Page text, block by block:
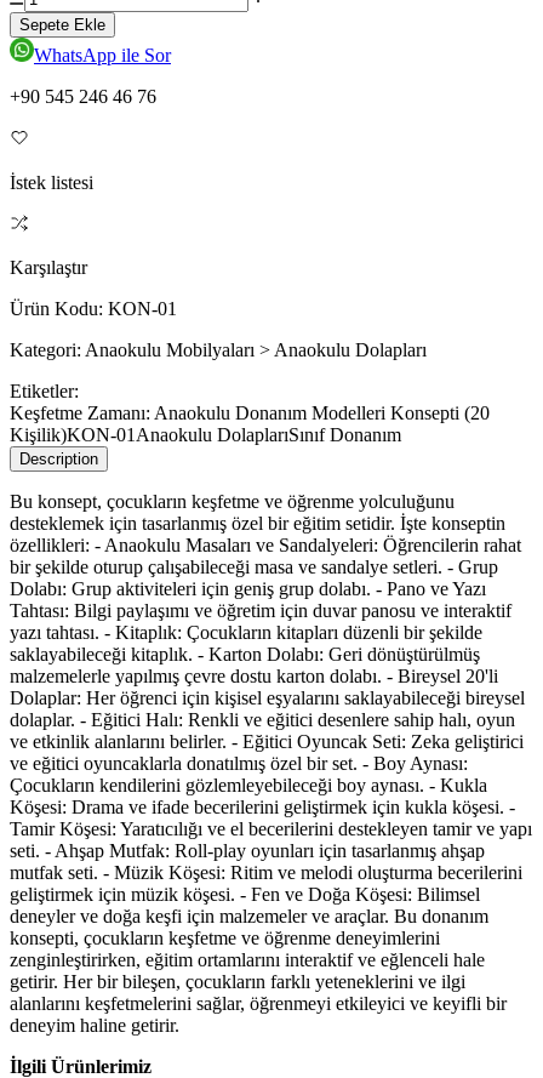
Sepete Ekle
WhatsApp ile Sor
+90 545 246 46 76
İstek listesi
Karşılaştır
Ürün Kodu: KON-01
Kategori: Anaokulu Mobilyaları > Anaokulu Dolapları
Etiketler:
Keşfetme Zamanı: Anaokulu Donanım Modelleri Konsepti (20
Kişilik)KON-01 Anaokulu DolaplarıSınıf Donanım
Description
Bu konsept, çocukların keşfetme ve öğrenme yolculuğunu
desteklemek için tasarlanmış özel bir eğitim setidir. İşte konseptin
özellikleri: - Anaokulu Masaları ve Sandalyeleri: Öğrencilerin rahat
bir şekilde oturup çalışabileceği masa ve sandalye setleri. - Grup
Dolabı: Grup aktiviteleri için geniş grup dolabı. - Pano ve Yazı
Tahtası: Bilgi paylaşımı ve öğretim için duvar panosu ve interaktif
yazı tahtası. - Kitaplık: Çocukların kitapları düzenli bir şekilde
saklayabileceği kitaplık. - Karton Dolabı: Geri dönüştürülmüş
malzemelerle yapılmış çevre dostu karton dolabı. - Bireysel 20'li
Dolaplar: Her öğrenci için kişisel eşyalarını saklayabileceği bireysel
dolaplar. - Eğitici Halı: Renkli ve eğitici desenlere sahip halı, oyun
ve etkinlik alanlarını belirler. - Eğitici Oyuncak Seti: Zeka geliştirici
ve eğitici oyuncaklarla donatılmış özel bir set. - Boy Aynası:
Çocukların kendilerini gözlemleyebileceği boy aynası. - Kukla
Köşesi: Drama ve ifade becerilerini geliştirmek için kukla köşesi. -
Tamir Köşesi: Yaratıcılığı ve el becerilerini destekleyen tamir ve yapı
seti. - Ahşap Mutfak: Roll-play oyunları için tasarlanmış ahşap
mutfak seti. - Müzik Köşesi: Ritim ve melodi oluşturma becerilerini
geliştirmek için müzik köşesi. - Fen ve Doğa Köşesi: Bilimsel
deneyler ve doğa keşfi için malzemeler ve araçlar. Bu donanım
konsepti, çocukların keşfetme ve öğrenme deneyimlerini
zenginleştirirken, eğitim ortamlarını interaktif ve eğlenceli hale
getirir. Her bir bileşen, çocukların farklı yeteneklerini ve ilgi
alanlarını keşfetmelerini sağlar, öğrenmeyi etkileyici ve keyifli bir
deneyim haline getirir.
İlgili Ürünlerimiz